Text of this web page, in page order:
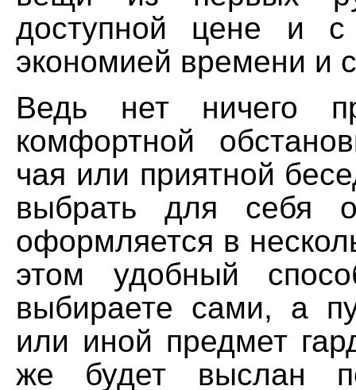
доступной цене и с
экономией времени и
Ведь нет ничего
комфортной
чая или приятной
выбрать для себя
оформляется в
этом удобный
выбираете сами, а
или иной предмет
же будет выслан